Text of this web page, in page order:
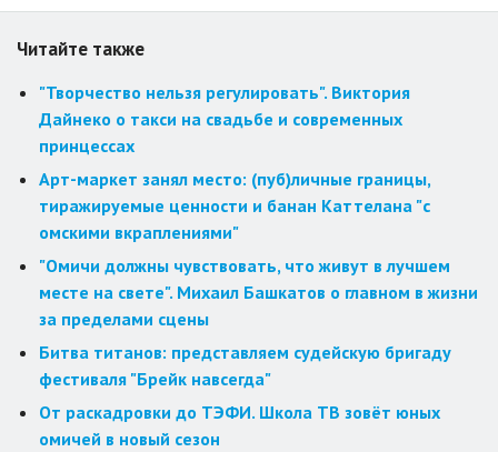
Читайте также
"Творчество нельзя регулировать". Виктория
Дайнеко о такси на свадьбе и современных
принцессах
Арт-маркет занял место: (пуб)личные границы,
тиражируемые ценности и банан Каттелана "с
омскими вкраплениями"
"Омичи должны чувствовать, что живут в лучшем
месте на свете". Михаил Башкатов о главном в жизни
за пределами сцены
Битва титанов: представляем судейскую бригаду
фестиваля "Брейк навсегда"
От раскадровки до ТЭФИ. Школа ТВ зовёт юных
омичей в новый сезон